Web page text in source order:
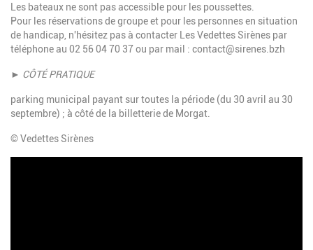
Les bateaux ne sont pas accessible pour les poussettes.
Pour les réservations de groupe et pour les personnes en situation
de handicap, n'hésitez pas à contacter Les Vedettes Sirènes par
téléphone au 02 56 04 70 37 ou par mail : contact@sirenes.bzh
► CÔTÉ PRATIQUE
parking municipal payant sur toutes la période (du 30 avril au 30
septembre) ; à côté de la billetterie de Morgat.
© Vedettes Sirènes